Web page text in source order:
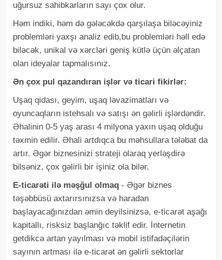
uğursuz sahibkarların sayı çox olur.
Həm indiki, həm də gələcəkdə qarşılaşa biləcəyiniz
problemləri yaxşı analiz edib,bu problemləri həll edə
biləcək, unikal və xərcləri geniş kütlə üçün əlçatan
olan ideyalar tapmalısınız.
Ən çox pul qazandıran işlər və ticari fikirlər:
Uşaq qidası, geyim, uşaq ləvazimatları və
oyuncaqların istehsalı və satışı ən gəlirli işlərdəndir.
Əhalinin 0-5 yaş arası 4 milyona yaxın uşaq olduğu
təxmin edilir. Əhali artdıqca bu məhsullara tələbat da
artır. Əgər biznesinizi strateji olaraq yerləşdirə
bilsəniz, çox gəlirli bir işiniz ola bilər.
E-ticarəti ilə məşğul olmaq - Əgər biznes
təşəbbüsü axtarırsınızsa və haradan
başlayacağınızdan əmin deyilsinizsə, e-ticarət aşağı
kapitallı, risksiz başlanğıc təklif edir. İnternetin
getdikcə artan yayılması və mobil istifadəçilərin
sayının artması ilə e-ticarət ən gəlirli sektorlar